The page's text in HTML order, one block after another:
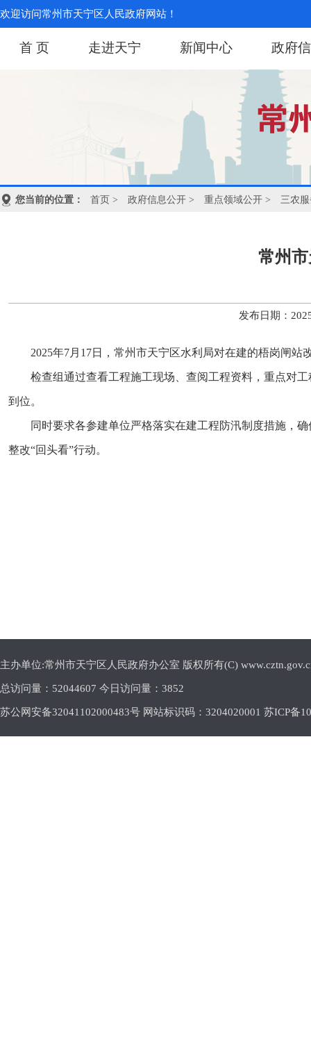
欢迎访问常州市天宁区人民政府网站！
首 页 走进天宁 新闻中心 政府
您当前的位置： 首页 > 政府信息公开 > 重点领域公开 > 三农
常州
发布日期：
2025年7月17日，常州市天宁区水利局对在建的梧岗闸
检查组通过查看工程施工现场、查阅工程资料，重点对
到位。
同时要求各参建单位严格落实在建工程防汛制度措施，
整改“回头看”行动。
主办单位:常州市天宁区人民政府办公室 版权所有(C)
总访问量： 52044607 今日访问量： 3852
苏公网安备32041102000483号 网站标识码：3204020001 苏ICP备